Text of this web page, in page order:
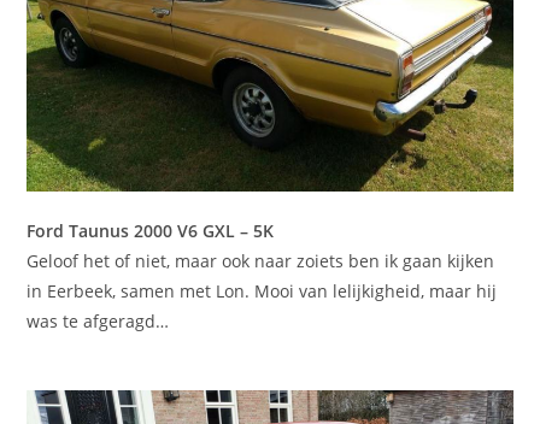
Ford Taunus 2000 V6 GXL – 5K
Geloof het of niet, maar ook naar zoiets ben ik gaan kijken
in Eerbeek, samen met Lon. Mooi van lelijkigheid, maar hij
was te afgeragd…